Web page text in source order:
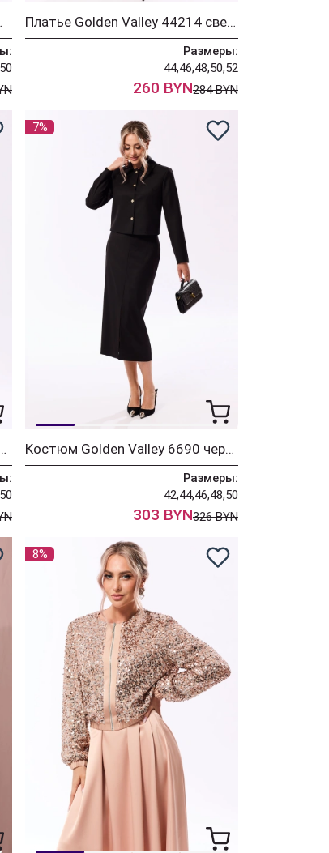
Платье Golden Valley 44214 светло-бежевый
Размеры:
44,46,48,50,52
260 BYN284 BYN
черный
7%
Костюм Golden Valley 6690 черный
Размеры:
42,44,46,48,50
303 BYN326 BYN
8%